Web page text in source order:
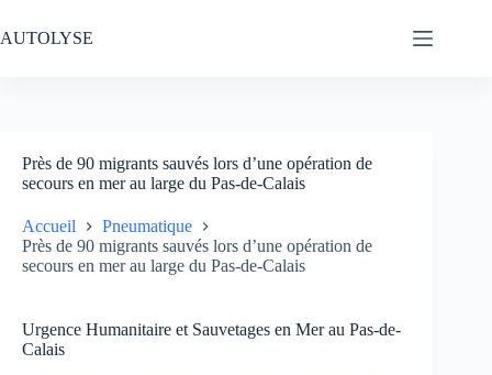
au
contenu
AUTOLYSE
Près de 90 migrants sauvés lors d’une opération de
secours en mer au large du Pas-de-Calais
Accueil
Pneumatique
Près de 90 migrants sauvés lors d’une opération de
secours en mer au large du Pas-de-Calais
Urgence Humanitaire et Sauvetages en Mer au Pas-de-
Calais